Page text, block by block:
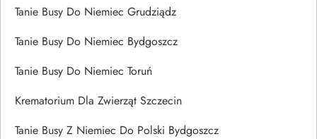
Tanie Busy Do Niemiec Grudziądz
Tanie Busy Do Niemiec Bydgoszcz
Tanie Busy Do Niemiec Toruń
Krematorium Dla Zwierząt Szczecin
Tanie Busy Z Niemiec Do Polski Bydgoszcz